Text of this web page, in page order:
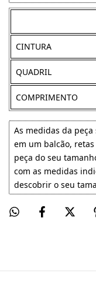
CINTURA
QUADRIL
COMPRIMENTO
As medidas da peça
em um balcão,
peça do seu
com as medidas
descobrir o seu